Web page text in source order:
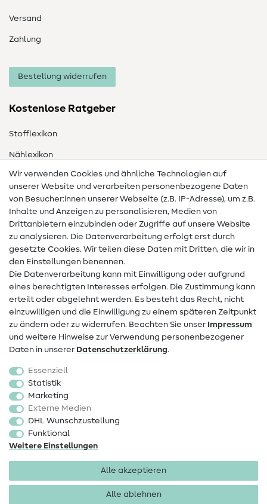
Versand
Zahlung
Bestellung widerrufen
Kostenlose Ratgeber
Stofflexikon
Nählexikon
Nähanleitungen
Hilfe & Kontakt
Kontakt
Infos zum Betreiberwechsel
Widerrufsrecht
Beliebt
Stoffe
Sale
Schnittmuster
Wir verwenden Cookies und ähnliche Technologien auf
unserer Website und verarbeiten personenbezogene Daten
von Besucher:innen unserer Webseite (z.B. IP-Adresse), um z.B.
Inhalte und Anzeigen zu personalisieren, Medien von
Drittanbietern einzubinden oder Zugriffe auf unsere Website
zu analysieren. Die Datenverarbeitung erfolgt erst durch
gesetzte Cookies. Wir teilen diese Daten mit Dritten, die wir in
den Einstellungen benennen.
Die Datenverarbeitung kann mit Einwilligung oder aufgrund
eines berechtigten Interesses erfolgen. Die Zustimmung kann
erteilt oder abgelehnt werden. Es besteht das Recht, nicht
einzuwilligen und die Einwilligung zu einem späteren Zeitpunkt
zu ändern oder zu widerrufen. Beachten Sie unser Impressum
und weitere Hinweise zur Verwendung personenbezogener
Daten in unserer Daten­schutz­erklärung.
Essenziell
Statistik
Marketing
Externe Medien
DHL Wunschzustellung
Funktional
Weitere Einstellungen
Alle akzeptieren
Alle ablehnen
Impressum Datenschutz
AGB